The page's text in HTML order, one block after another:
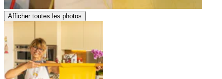
Afficher toutes les photos